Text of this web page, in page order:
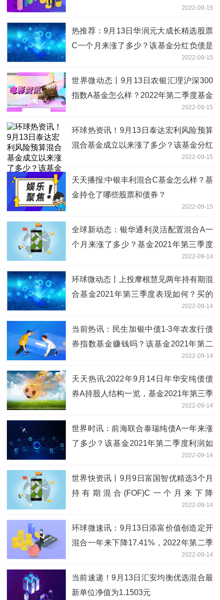
2022-09-15
热推荐：9月13日华润元大成长精选股票
C一个月来涨了多少？该基金分红负债是
2022-09-15
世界微动态丨9月13日农银汇理沪深300
指数A基金怎么样？2022年第二季度基金
2022-09-15
环球热资讯！9月13日泰达宏利风险预算
混合基金成立以来涨了多少？该基金分红
2022-09-15
天天播报:中银丰利混合C基金怎么样？基
金持仓了哪些股票和债券？
2022-09-15
全球新动态：银华通利灵活配置混合A一
个月来涨了多少？基金2021年第三季度
2022-09-14
环球微动态丨上投摩根慧见两年持有期混
合基金2021年第三季度表现如何？买的
2022-09-14
当前热讯：民生加银中债1-3年农发行债
券指数基金赚钱吗？该基金2021年第二
2022-09-14
天天热讯:2022年9月14日年华安纯债债
券A持股人结构一览，基金2021年第三季
2022-09-14
世界时讯：前海联合泰瑞纯债A一年来涨
了多少？该基金2021年第二季度利润如
2022-09-14
世界快资讯丨9月9日富国智优精选3个月
持有期混合(FOF)C一个月来下降
2.85%，2021年第二季度基金有哪些财
务收入？
2022-09-14
环球微速讯：9月13日添富价值创造定开
混合一年来下降17.41%，2022年第二季
2022-09-14
当前速递！9月13日汇安均衡优选混合最
新单位净值为1.1503元